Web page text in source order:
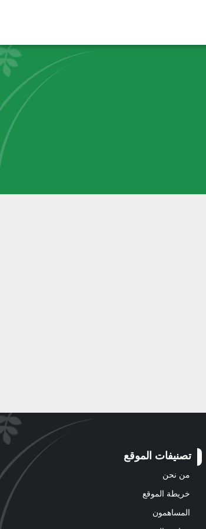
تصنيفات الموقع
من نحن
خريطة الموقع
المساهمون